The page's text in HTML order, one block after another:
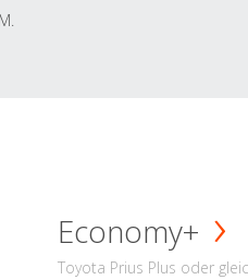
Economy+
Toyota Prius Plus oder